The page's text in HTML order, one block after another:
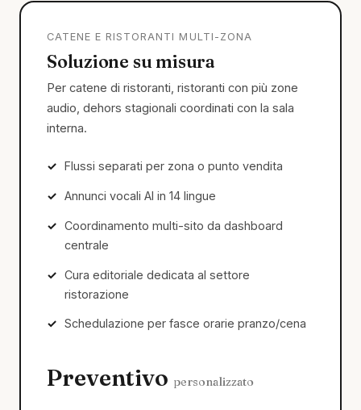
CATENE E RISTORANTI MULTI-ZONA
Soluzione su misura
Per catene di ristoranti, ristoranti con più zone
audio, dehors stagionali coordinati con la sala
interna.
Flussi separati per zona o punto vendita
Annunci vocali AI in 14 lingue
Coordinamento multi-sito da dashboard
centrale
Cura editoriale dedicata al settore
ristorazione
Schedulazione per fasce orarie pranzo/cena
Preventivo personalizzato